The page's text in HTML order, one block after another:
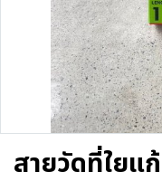
สายวัดที่ใยแ